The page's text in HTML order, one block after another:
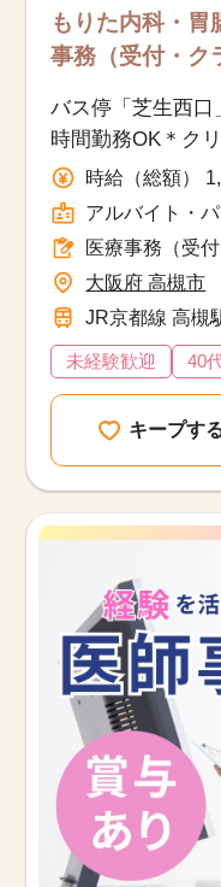
もりた内科・胃
事務（受付・ク
バス停「芝生西口
時間勤務OK＊ク
時給（総額）
アルバイト・パ
医療事務（受付
大阪府 高槻市
JR京都線 高槻
未経験歓迎 40
キープす